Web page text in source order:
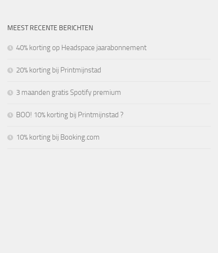
MEEST RECENTE BERICHTEN
40% korting op Headspace jaarabonnement
20% korting bij Printmijnstad
3 maanden gratis Spotify premium
BOO! 10% korting bij Printmijnstad ?
10% korting bij Booking.com